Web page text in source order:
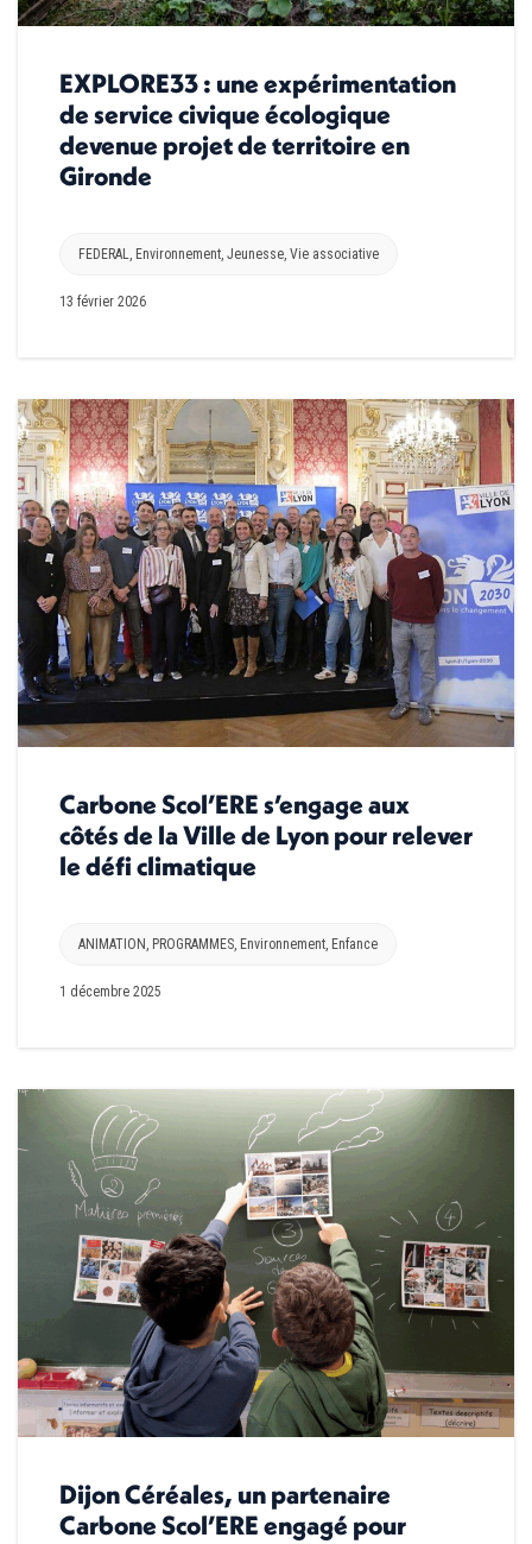
EXPLORE33 : une expérimentation
de service civique écologique
devenue projet de territoire en
Gironde
FEDERAL, Environnement, Jeunesse, Vie associative
13 février 2026
Carbone Scol’ERE s’engage aux
côtés de la Ville de Lyon pour relever
le défi climatique
ANIMATION PROGRAMMES Environnement Enfance
1 décembre 2025
Dijon Céréales, un partenaire
Carbone Scol’ERE engagé pour